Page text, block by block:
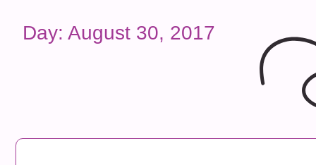
Day: August 30, 2017